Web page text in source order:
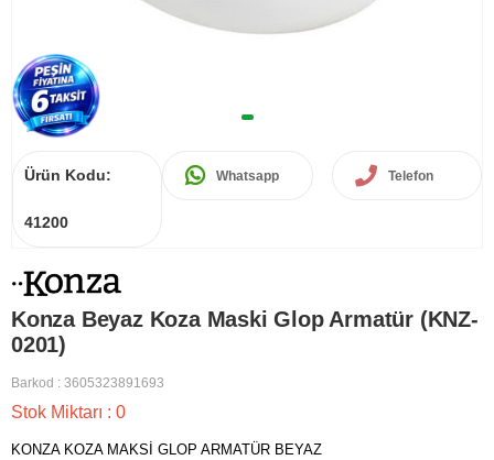
Ürün Kodu:
41200
Whatsapp Telefon
Konza Beyaz Koza Maski Glop Armatür (KNZ-
0201)
Barkod : 3605323891693
Stok Miktarı : 0
KONZA KOZA MAKSİ GLOP ARMATÜR BEYAZ